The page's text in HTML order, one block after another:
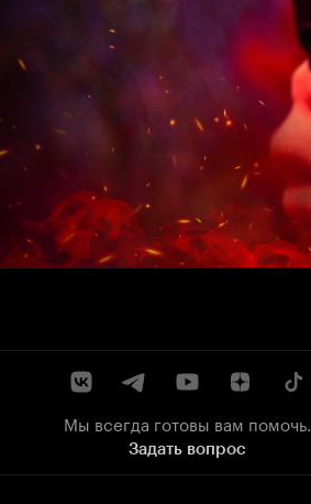
Мы всегда готовы вам помочь.
Задать вопрос